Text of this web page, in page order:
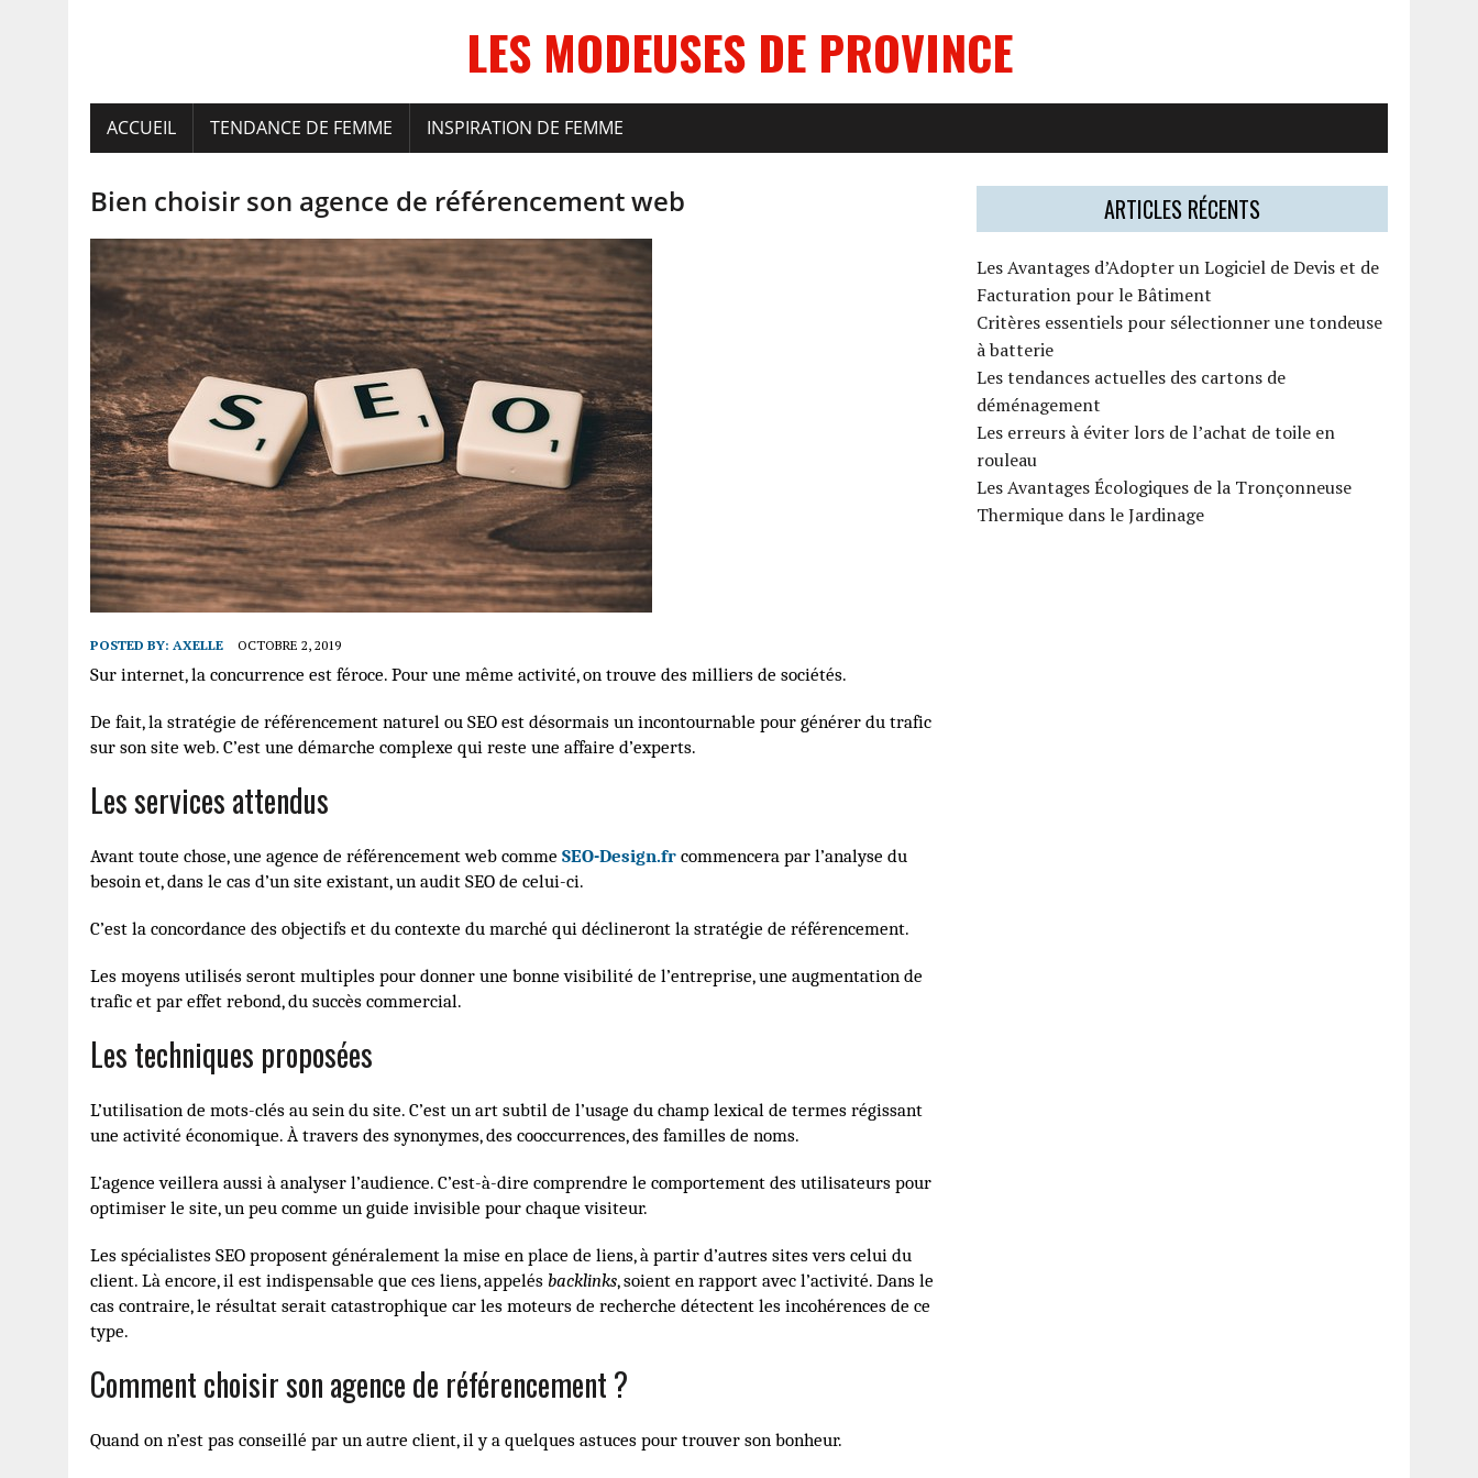
LES MODEUSES DE PROVINCE
ACCUEIL TENDANCE DE FEMME INSPIRATION DE FEMME
Bien choisir son agence de référencement web
POSTED BY: AXELLE OCTOBRE 2, 2019
Sur internet, la concurrence est féroce. Pour une même activité, on trouve des milliers de sociétés.
De fait, la stratégie de référencement naturel ou SEO est désormais un incontournable pour générer du trafic
sur son site web. C’est une démarche complexe qui reste une affaire d’experts.
Les services attendus
Avant toute chose, une agence de référencement web comme SEO-Design.fr commencera par l’analyse du
besoin et, dans le cas d’un site existant, un audit SEO de celui-ci.
C’est la concordance des objectifs et du contexte du marché qui déclineront la stratégie de référencement.
Les moyens utilisés seront multiples pour donner une bonne visibilité de l’entreprise, une augmentation de
trafic et par effet rebond, du succès commercial.
Les techniques proposées
L’utilisation de mots-clés au sein du site. C’est un art subtil de l’usage du champ lexical de termes régissant
une activité économique. À travers des synonymes, des cooccurrences, des familles de noms.
L’agence veillera aussi à analyser l’audience. C’est-à-dire comprendre le comportement des utilisateurs pour
optimiser le site, un peu comme un guide invisible pour chaque visiteur.
Les spécialistes SEO proposent généralement la mise en place de liens, à partir d’autres sites vers celui du
client. Là encore, il est indispensable que ces liens, appelés backlinks, soient en rapport avec l’activité. Dans le
cas contraire, le résultat serait catastrophique car les moteurs de recherche détectent les incohérences de ce
type.
Comment choisir son agence de référencement ?
Quand on n’est pas conseillé par un autre client, il y a quelques astuces pour trouver son bonheur.
ARTICLES RÉCENTS
Les Avantages d’Adopter un Logiciel de Devis et de
Facturation pour le Bâtiment
Critères essentiels pour sélectionner une tondeuse
à batterie
Les tendances actuelles des cartons de
déménagement
Les erreurs à éviter lors de l’achat de toile en
rouleau
Les Avantages Écologiques de la Tronçonneuse
Thermique dans le Jardinage